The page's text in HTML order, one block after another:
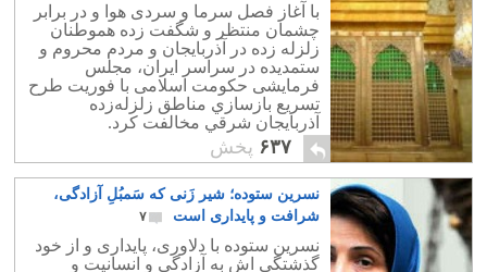
با آغاز فصل سرما و سردی هوا و در برابر
چشمان منتظر و شگفت زده هموطنان
زلزله زده در آذربایجان و مردم محروم و
ستمدیده در سراسر ایران، مجلس
فرمایشی حکومت اسلامی با فوريت طرح
تسريع بازسازي مناطق زلزله‌زده
آذربايجان شرقي مخالفت کرد.
۶۳۷ پخش
نسرین ستوده؛ شیر زَنی که سَمبُلِ آزادگی،
شرافت و پایداری است
۷
نسرین ستوده با دلاوری، پایداری و از خود
گذشتگی اش به آزادگی و انسانیت و